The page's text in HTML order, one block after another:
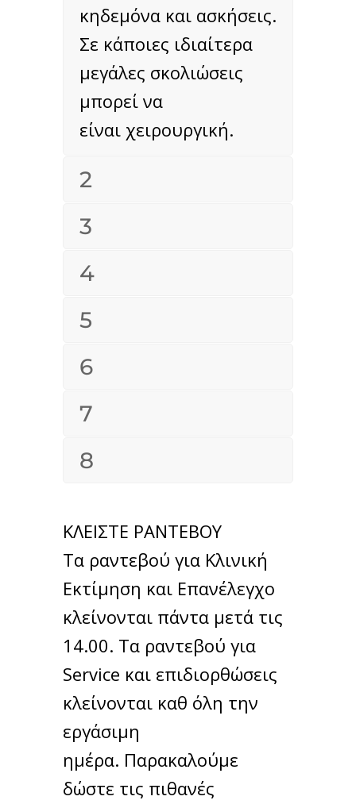
κηδεμόνα και ασκήσεις.
Σε κάποιες ιδιαίτερα
μεγάλες σκολιώσεις
μπορεί να
είναι χειρουργική.
2
3
4
5
6
7
8
ΚΛΕΙΣΤΕ ΡΑΝΤΕΒΟΥ
Τα ραντεβού για Κλινική
Εκτίμηση και Επανέλεγχο
κλείνονται πάντα μετά τις
14.00. Τα ραντεβού για
Service και επιδιορθώσεις
κλείνονται καθ όλη την
εργάσιμη
ημέρα. Παρακαλούμε
δώστε τις πιθανές